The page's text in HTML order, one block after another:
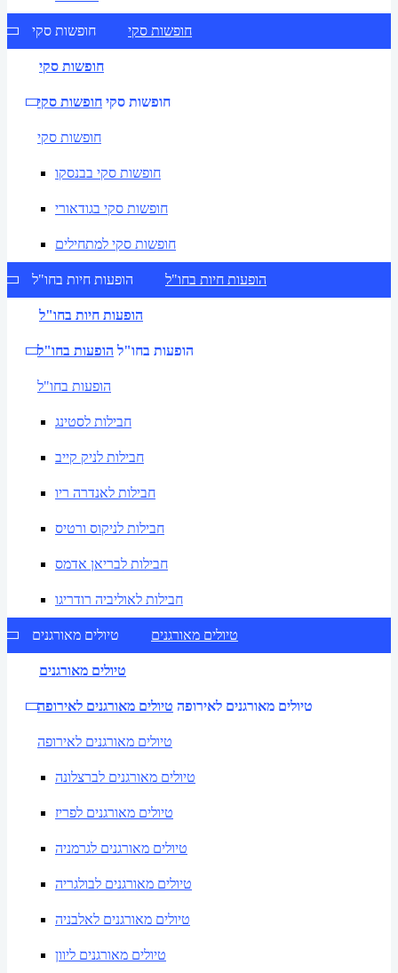
חופשות סקי חופשות סקי
חופשות סקי
חופשות סקי חופשות סקי
חופשות סקי
חופשות סקי בבנסקו
חופשות סקי בגודאורי
חופשות סקי למתחילים
הופעות חיות בחו"ל הופעות חיות בחו"ל
הופעות חיות בחו"ל
הופעות בחו"ל הופעות בחו"ל
הופעות בחו"ל
חבילות לסטינג
חבילות לניק קייב
חבילות לאנדרה ריו
חבילות לניקוס ורטיס
חבילות לבריאן אדמס
חבילות לאוליביה רודריגו
טיולים מאורגנים טיולים מאורגנים
טיולים מאורגנים
טיולים מאורגנים לאירופה טיולים מאורגנים לאירופה
טיולים מאורגנים לאירופה
טיולים מאורגנים לברצלונה
טיולים מאורגנים לפריז
טיולים מאורגנים לגרמניה
טיולים מאורגנים לבולגריה
טיולים מאורגנים לאלבניה
טיולים מאורגנים ליוון